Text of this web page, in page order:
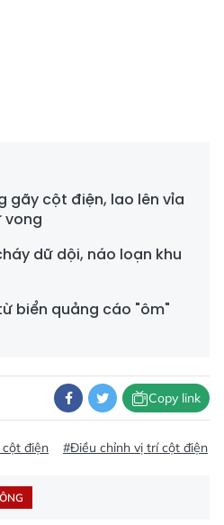
gãy cột điện, lao lên vỉa
vong
dữ dội, náo loạn khu
biển quảng cáo "ôm"
Copy link
điện #Điều chỉnh vị trí cột điện